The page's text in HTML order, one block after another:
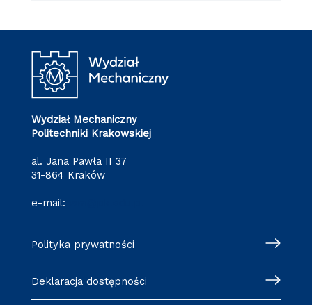
Wydział Mechaniczny
Politechniki Krakowskiej
al. Jana Pawła II 37
31-864 Kraków
e-mail:
Polityka prywatności
Deklaracja dostępności